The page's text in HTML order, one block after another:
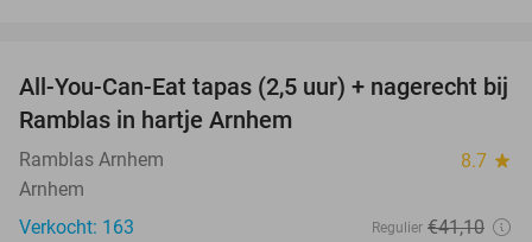
34%
All-You-Can-Eat tapas (2,5 uur) + nagerecht bij
Ramblas in hartje Arnhem
Ramblas Arnhem 8.7 star
Arnhem
Verkocht: 163
Regulier €41,10